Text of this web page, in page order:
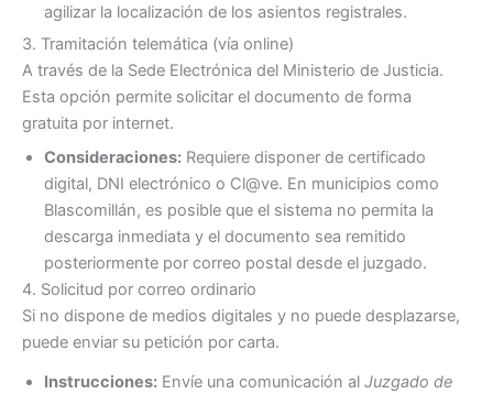
agilizar la localización de los asientos registrales.
3. Tramitación telemática (vía online)
A través de la Sede Electrónica del Ministerio de Justicia.
Esta opción permite solicitar el documento de forma
gratuita por internet.
Consideraciones: Requiere disponer de certificado
digital, DNI electrónico o Cl@ve. En municipios como
Blascomillán, es posible que el sistema no permita la
descarga inmediata y el documento sea remitido
posteriormente por correo postal desde el juzgado.
4. Solicitud por correo ordinario
Si no dispone de medios digitales y no puede desplazarse,
puede enviar su petición por carta.
Instrucciones: Envíe una comunicación al Juzgado de